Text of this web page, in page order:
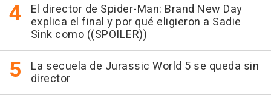
El director de Spider-Man: Brand New Day
explica el final y por qué eligieron a Sadie
Sink como ((SPOILER))
La secuela de Jurassic World 5 se queda sin
director